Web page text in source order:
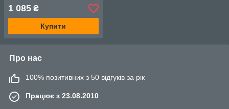
1 085 ₴
Купити
Про нас
100% позитивних з 50 відгуків за рік
Працює з 23.08.2010